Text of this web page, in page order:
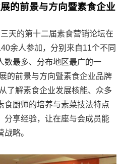
的前景与方向暨素食企业
天的第十二届素食营销论坛在
余人参加，分别来自11个不同
数最多、分布地区最广的一
的前景与方向暨素食企业品牌
了解素食企业发展核能、众多
食厨师的培养与素菜技法特点
分享经验，让在座与会成员能
略。